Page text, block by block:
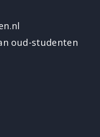
oud-studenten